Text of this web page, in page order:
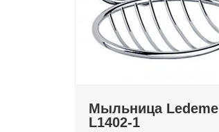
Мыльница Ledeme
L1402-1